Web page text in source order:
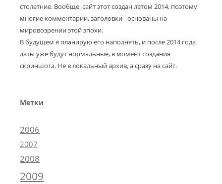
столетние. Вообще, сайт этот создан летом 2014, поэтому
многие комментарии, заголовки - основаны на
мировозрении этой эпохи.
В будущем я планирую его наполнять, и после 2014 года
даты уже будут нормальные, в момент создания
скриншота. Не в локальный архив, а сразу на сайт.
Метки
2006
2007
2008
2009